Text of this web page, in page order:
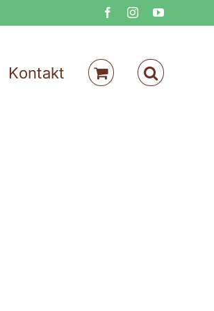
FacebookInstagramYouTube
Kontakt